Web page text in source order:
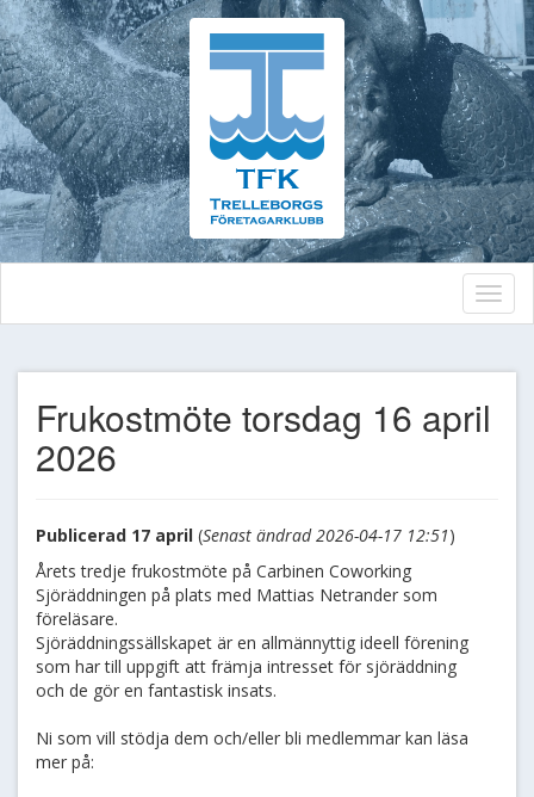
Toggle
Frukostmöte torsdag 16 april
2026
Publicerad 17 april (Senast ändrad 2026-04-17 12:51)
Årets tredje frukostmöte på Carbinen Coworking
Sjöräddningen på plats med Mattias Netrander som
föreläsare.
Sjöräddningssällskapet är en allmännyttig ideell förening
som har till uppgift att främja intresset för sjöräddning
och de gör en fantastisk insats.
Ni som vill stödja dem och/eller bli medlemmar kan läsa
mer på: